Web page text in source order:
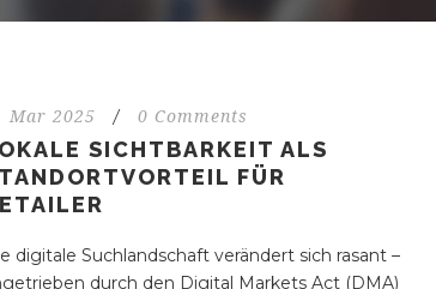
Mar 2025 / 0 Comments
SICHTBARKEIT ALS
FÜR
digitale Suchlandschaft verändert sich rasant –
durch den Digital Markets Act (DMA)